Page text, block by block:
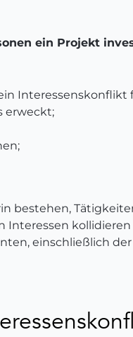
ein Projekt
Interessenskonflikt
erweckt;
bestehen,
Interessen
einschließlich